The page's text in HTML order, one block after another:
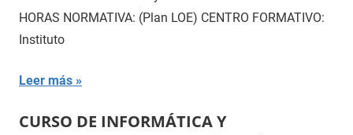
HORAS NORMATIVA: (Plan LOE) CENTRO FORMATIVO:
Instituto
Leer más
CURSO DE INFORMÁTICA Y